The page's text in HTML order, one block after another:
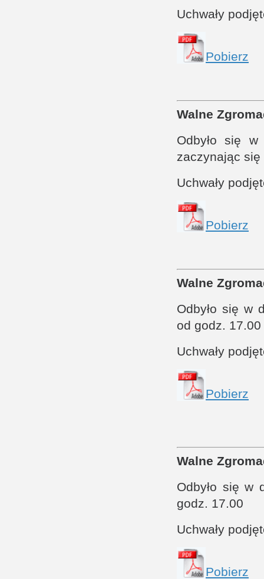
Uchwały
Pobierz
Walne
Odbyło się
zaczynając
Uchwały
Pobierz
Walne
Odbyło się w
od godz. 17.00
Uchwały
Pobierz
Walne
Odbyło się w
godz. 17.00
Uchwały
Pobierz